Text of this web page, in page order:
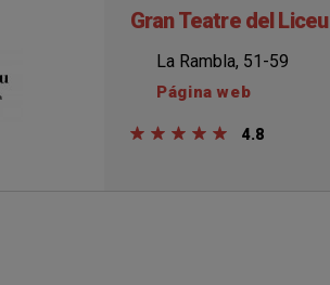
Gran Teatre del Liceu
La Rambla, 51-59
Página web
4.8